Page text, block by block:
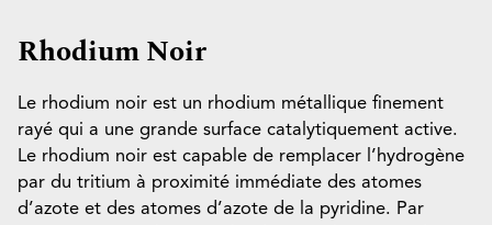
Rhodium Noir
Le rhodium noir est un rhodium métallique finement
rayé qui a une grande surface catalytiquement active.
Le rhodium noir est capable de remplacer l’hydrogène
par du tritium à proximité immédiate des atomes
d’azote et des atomes d’azote de la pyridine. Par